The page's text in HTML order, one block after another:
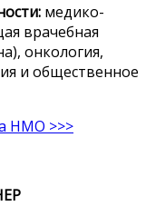
медико-
врачебная
онкология,
и общественное
НМО >>>